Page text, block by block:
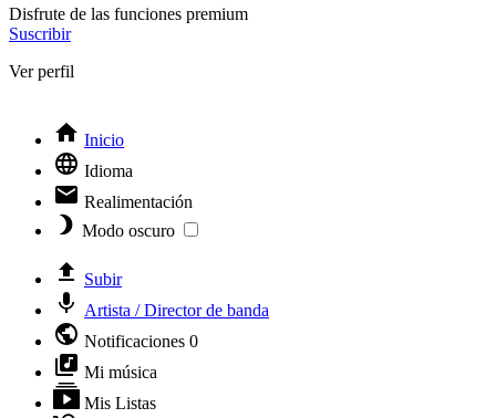
Disfrute de las funciones premium
Suscribir
Ver perfil
Inicio
Idioma
Realimentación
Modo oscuro
Subir
Artista / Director de banda
Notificaciones 0
Mi música
Mis Listas